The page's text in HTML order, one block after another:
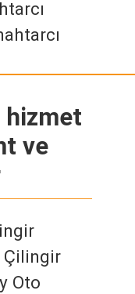
hizmet
ve
Çilingir
Oto